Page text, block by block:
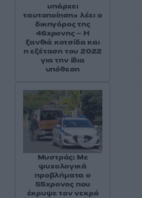
υπάρχει
ταυτοποίηση» λέει ο
δικηγόρος της
46χρονης – Η
ξανθιά κοτσίδα και
η εξέταση του 2022
για την ίδια
υπόθεση
Μυστράς: Με
ψυχολογικά
προβλήματα ο
55χρονος που
έκρυψε τον νεκρό